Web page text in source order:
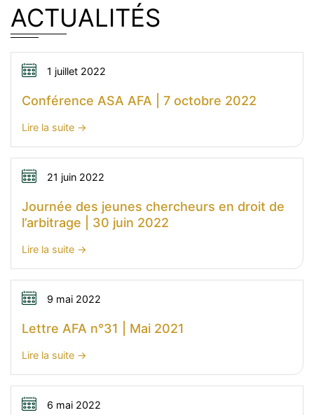
ACTUALITÉS
1 juillet 2022
Conférence ASA AFA | 7 octobre 2022
Lire la suite:
ASA
AFA
7
octobre
2022
21 juin 2022
Journée des jeunes chercheurs en droit de
l’arbitrage | 30 juin 2022
Lire la suite:
des
jeunes
en
l’arbitrage
|
9 mai 2022
Lettre AFA n°31 | Mai 2021
Lire la suite:
AFA
n°31
6 mai 2022